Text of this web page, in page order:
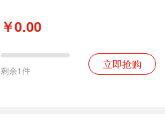
￥0.00
剩余1件 立即抢购